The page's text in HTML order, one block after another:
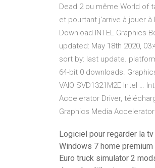
Dead 2 ou même World of
et pourtant j'arrive à jouer
Download INTEL Graphics
updated: May 18th 2020,
sort by: last update.
64-bit 0 downloads.
VAIO SVD1321M2E Intel …
Accelerator Driver,
Graphics Media
Logiciel pour regarder la
Windows 7 home
Euro truck simulator 2